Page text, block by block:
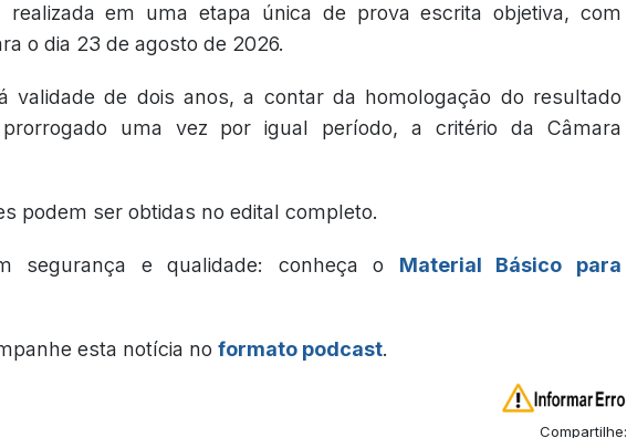
realizada em uma etapa única de prova escrita objetiva, com
o dia 23 de agosto de 2026.
validade de dois anos, a contar da homologação do resultado
uma vez por igual período, a critério da Câmara
podem ser obtidas no edital completo.
segurança e qualidade: conheça o Material Básico para
esta notícia no formato podcast.
Compartilhe: